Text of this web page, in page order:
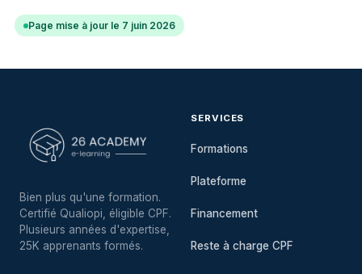
Page mise à jour le 7 juin 2026
Bien plus qu'une formation.
Certifié Qualiopi, éligible CPF.
Plusieurs années d'expertise,
25K apprenants formés.
SERVICES
Formations
Plateforme
Financement
Reste à charge CPF